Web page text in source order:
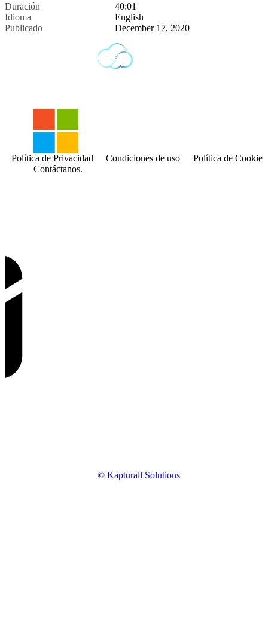
Duración
40:01
Idioma
English
Publicado
December 17, 2020
© Kapturall Solutions
Contáctanos.
Política de Privacidad Condiciones de uso Política de Cookies